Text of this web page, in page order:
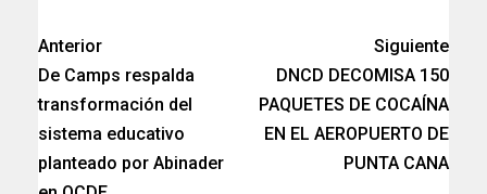
Anterior
De Camps respalda
transformación del
sistema educativo
planteado por Abinader
Siguiente
DNCD DECOMISA 150
PAQUETES DE COCAÍNA
EN EL AEROPUERTO DE
PUNTA CANA